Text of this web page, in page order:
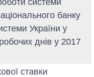
системи
банку
України у
днів у 2017
ставки